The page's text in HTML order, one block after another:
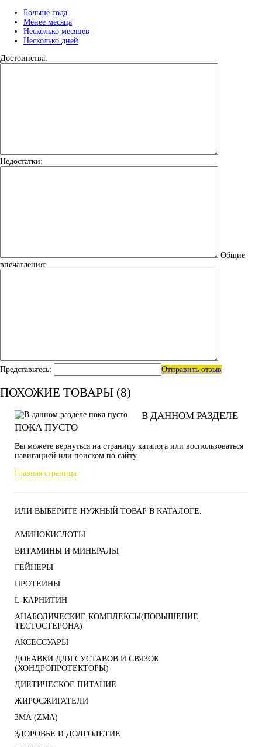
Больше года
Менее месяца
Несколько месяцев
Несколько дней
Достоинства:
Недостатки:
Общие
впечатления:
Представьтесь: Отправить отзыв
ПОХОЖИЕ ТОВАРЫ (8)
В ДАННОМ РАЗДЕЛЕ
ПОКА ПУСТО
Вы можете вернуться на страницу каталога или воспользоваться
навигацией или поиском по сайту.
Главная страница
ИЛИ ВЫБЕРИТЕ НУЖНЫЙ ТОВАР В КАТАЛОГЕ.
АМИНОКИСЛОТЫ
ВИТАМИНЫ И МИНЕРАЛЫ
ГЕЙНЕРЫ
ПРОТЕИНЫ
L-КАРНИТИН
АНАБОЛИЧЕСКИЕ КОМПЛЕКСЫ(ПОВЫШЕНИЕ
ТЕСТОСТЕРОНА)
АКСЕССУАРЫ
ДОБАВКИ ДЛЯ СУСТАВОВ И СВЯЗОК
(ХОНДРОПРОТЕКТОРЫ)
ДИЕТИЧЕСКОЕ ПИТАНИЕ
ЖИРОСЖИГАТЕЛИ
ЗМА (ZMA)
ЗДОРОВЬЕ И ДОЛГОЛЕТИЕ